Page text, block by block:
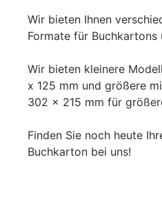
Telefon
Postnummer
Antall *
Wir bieten Ihnen
Formate für Buchkartons
Wir bieten kleinere
x 125 mm und größere
302 x 215 mm für
Finden Sie noch heute
Buchkarton bei uns!